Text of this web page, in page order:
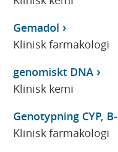
Gemadol
Klinisk farmakologi
genomiskt DNA
Klinisk kemi
Genotypning CYP, B-
Klinisk farmakologi